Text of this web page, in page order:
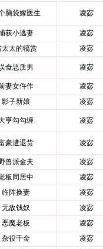
脑袋嫁医生 凌宓
获小逃妻
凌宓
太太的犒赏 凌宓
食恶质男 凌宓
妻女仵作
凌宓
影子新娘 凌宓
亨勾勾缠 凌宓
豪遭退货 凌宓
兽派金夫
凌宓
板同居中
凌宓
临阵换妻
凌宓
无敌钱奴
凌宓
恶魔老板
凌宓
杂役千金
凌宓